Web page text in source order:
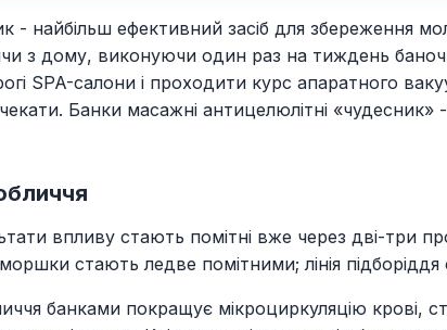
- найбільш ефективний засіб для збереження
з дому, виконуючи один раз на тиждень
SPA-салони і проходити курс апаратного
Банки масажні антицелюлітні
впливу стають помітні вже через дві-три
стають ледве помітними; лінія
банками покращує мікроциркуляцію крові,